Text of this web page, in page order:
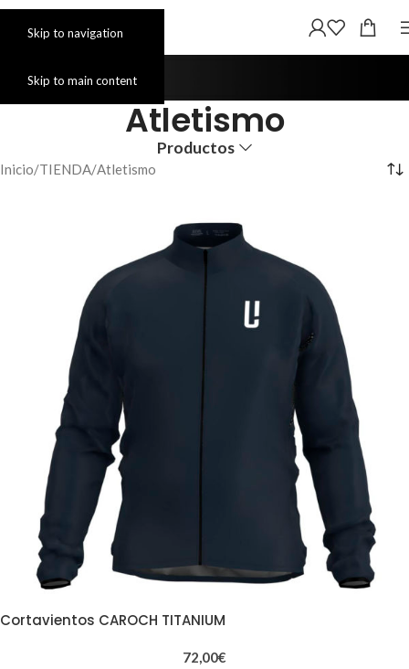
Skip to navigation
Skip to main content
Atletismo
Productos
Inicio TIENDA Atletismo
Cortavientos CAROCH TITANIUM
72,00€